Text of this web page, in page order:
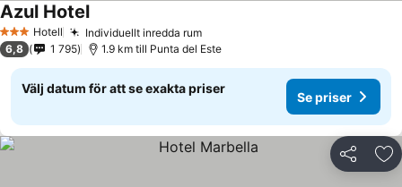
3 StjärnorHotell Individuellt inredda rum
Azul Hotel
6,8 1 795 1.9 km till Punta del Este
Välj datum för att se exakta priser
Se priser
Dela